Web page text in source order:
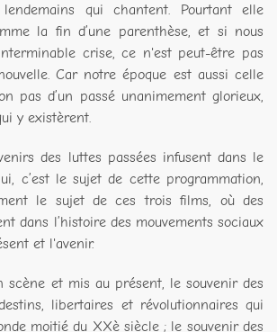
qui chantent. Pourtant elle
la fin d’une parenthèse, et si nous
crise, ce n'est peut-être pas
Car notre époque est aussi celle
pas d’un passé unanimement glorieux,
y existèrent.
des luttes passées infusent dans le
c’est le sujet de cette programmation,
le sujet de ces trois films, où des
dans l’histoire des mouvements sociaux
et l'avenir.
scène et mis au présent, le souvenir des
libertaires et révolutionnaires qui
moitié du XXè siècle ; le souvenir des